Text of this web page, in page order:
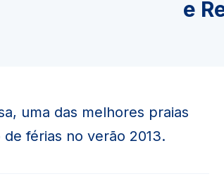
e
uma das melhores praias
férias no verão 2013.